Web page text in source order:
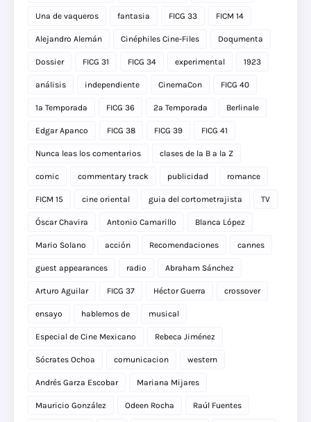
Una de vaqueros fantasia FICG 33 FICM 14
Alejandro Alemán Cinéphiles Cine-Files Doqumenta
Dossier FICG 31 FICG 34 experimental 1923
análisis independiente CinemaCon FICG 40
1a Temporada FICG 36 2a Temporada Berlinale
Edgar Apanco FICG 38 FICG 39 FICG 41
Nunca leas los comentarios clases de la B a la Z
comic commentary track publicidad romance
FICM 15 cine oriental guia del cortometrajista TV
Óscar Chavira Antonio Camarillo Blanca López
Mario Solano acción Recomendaciones cannes
guest appearances radio Abraham Sánchez
Arturo Aguilar FICG 37 Héctor Guerra crossover
ensayo hablemos de musical
Especial de Cine Mexicano Rebeca Jiménez
Sócrates Ochoa comunicacion western
Andrés Garza Escobar Mariana Mijares
Mauricio González Odeen Rocha Raúl Fuentes